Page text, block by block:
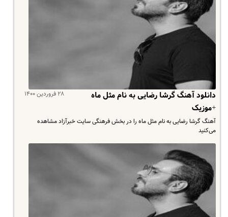
۲۸ فروردین ۱۴۰۰
دانلود آهنگ گرشا رضایی به نام مثل ماه
+موزیک
آهنگ گرشا رضایی به نام مثل ماه را در بخش فرهنگی سایت خبرآزاد مشاهده
می‌کنید